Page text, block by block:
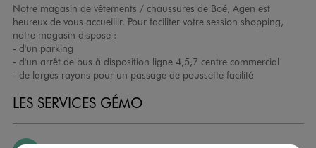
Notre magasin de vêtements / chaussures de Boé, Agen est
heureux de vous accueillir. Pour faciliter votre session shopping,
notre magasin dispose :
- d'un parking
- d'un arrêt de bus à disposition ligne 4,5,7 centre commercial
- de larges rayons pour un passage de poussette facilité
LES SERVICES GÉMO